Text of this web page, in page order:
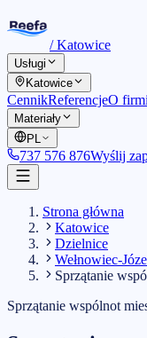
/Katowice
Usługi
Katowice
CennikReferencjeO
Materiały
PL
737 576 876Wyślij
Strona główna
Katowice
Dzielnice
Wełnowiec-
Sprzątanie
Sprzątanie wspólnot